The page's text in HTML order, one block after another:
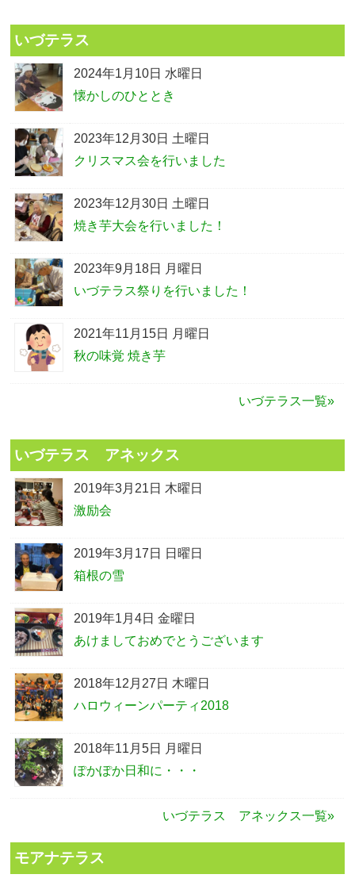
いづテラス
2024年1月10日 水曜日
懐かしのひととき
2023年12月30日 土曜日
クリスマス会を行いました
2023年12月30日 土曜日
焼き芋大会を行いました！
2023年9月18日 月曜日
いづテラス祭りを行いました！
2021年11月15日 月曜日
秋の味覚 焼き芋
いづテラス一覧»
いづテラス アネックス
2019年3月21日 木曜日
激励会
2019年3月17日 日曜日
箱根の雪
2019年1月4日 金曜日
あけましておめでとうございます
2018年12月27日 木曜日
ハロウィーンパーティ2018
2018年11月5日 月曜日
ぽかぽか日和に・・・
いづテラス アネックス一覧»
モアナテラス